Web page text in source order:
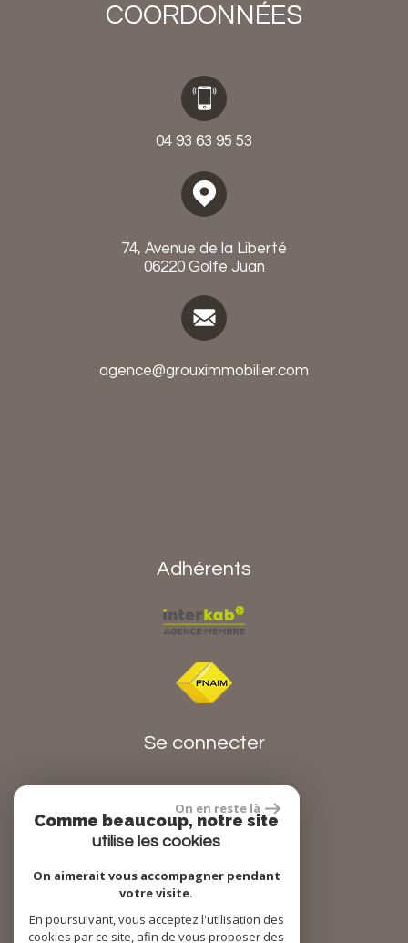
COORDONNÉES
04 93 63 95 53
74, Avenue de la Liberté
06220 Golfe Juan
agence@grouximmobilier.com
Adhérents
Se connecter
Espace propriétaire
réalisé par
On en reste là
Comme beaucoup, notre site
utilise les cookies
On aimerait vous accompagner pendant
votre visite.
En poursuivant, vous acceptez l'utilisation des
cookies par ce site, afin de vous proposer des